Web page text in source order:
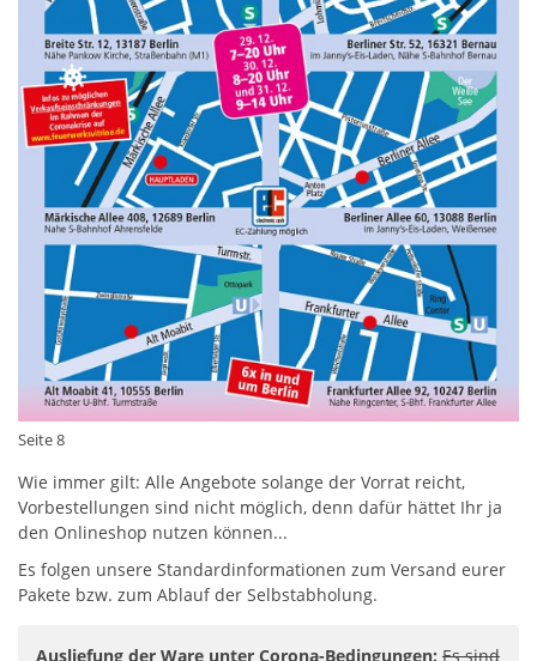
Seite 8
Wie immer gilt: Alle Angebote solange der Vorrat reicht,
Vorbestellungen sind nicht möglich, denn dafür hättet Ihr ja
den Onlineshop nutzen können...
Es folgen unsere Standardinformationen zum Versand eurer
Pakete bzw. zum Ablauf der Selbstabholung.
Ausliefung der Ware unter Corona-Bedingungen: Es sind